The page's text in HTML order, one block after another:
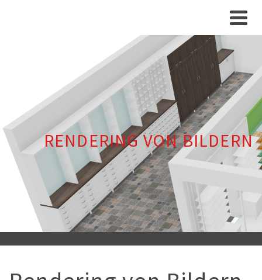
RENDERING VON BILDERN